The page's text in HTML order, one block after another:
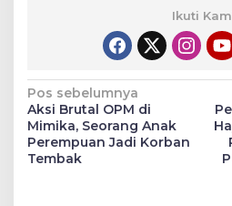
Ikuti
Navigasi
pos
Pos sebelumnya
Aksi Brutal OPM di
Mimika, Seorang Anak
Perempuan Jadi Korban
Tembak